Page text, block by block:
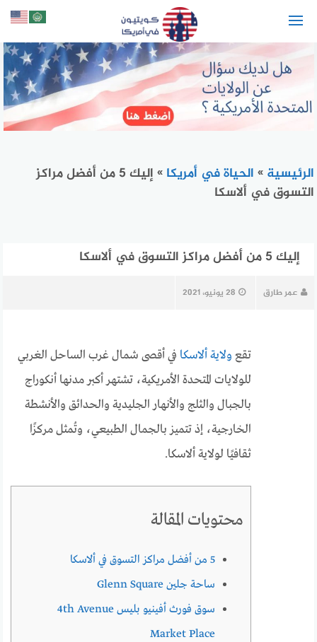
الرئيسية » الحياة في أمريكا »
إليك 5 من أفضل مراكز
التسوق في ألاسكا
إليك 5 من أفضل مراكز التسوق في ألاسكا
عمر طارق 28 يونيو، 2021
تقع ولاية ألاسكا في أقصى شمال غرب الساحل الغربي
للولايات المتحدة الأمريكية، تشتهر أكبر مدنها أنكوراج
بالجبال والثلج والأنهار الجليدية والحدائق والأنشطة
الخارجية، إذ تتميز بالجمال الطبيعي، وتُمثل مركزًا
ثقافيًا لولاية ألاسكا.
محتويات المقالة
5 من أفضل مراكز التسوق في ألاسكا
ساحة جلين Glenn Square
سوق فورث أفينيو بليس 4th Avenue
Market Place